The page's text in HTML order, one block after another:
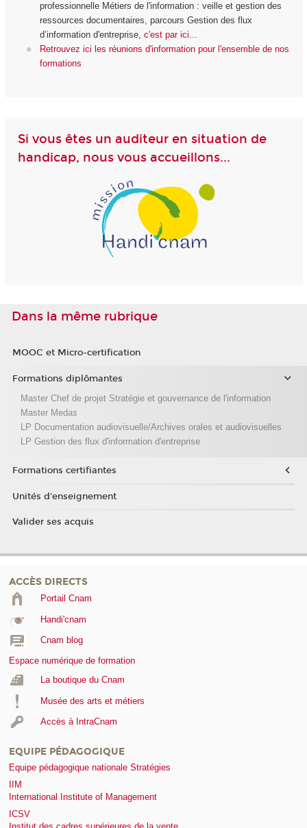
professionnelle Métiers de l'information : veille et gestion des
ressources documentaires, parcours Gestion des flux
d’information d'entreprise, c'est par ici...
Retrouvez ici les réunions d'information pour l'ensemble de nos
formations
Si vous êtes un auditeur en situation de
handicap, nous vous accueillons...
Dans la même rubrique
MOOC et Micro-certification
Formations diplômantes
Master Chef de projet Stratégie et gouvernance de l'information
Master Medas
LP Documentation audiovisuelle/Archives orales et audiovisuelles
LP Gestion des flux d'information d'entreprise
Formations certifiantes
Unités d'enseignement
Valider ses acquis
ACCÈS DIRECTS
Portail Cnam
Handi'cnam
Cnam blog
Espace numérique de formation
La boutique du Cnam
Musée des arts et métiers
Accès à IntraCnam
EQUIPE PÉDAGOGIQUE
Equipe pédagogique nationale Stratégies
IIM
International Institute of Management
ICSV